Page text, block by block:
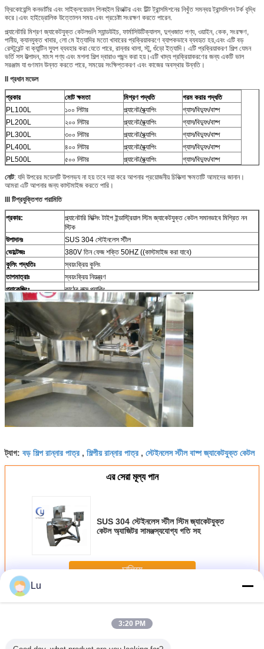
ফ্রিকোয়েন্সি কনভার্টার এবং সাইক্লয়েডাল পিনহুইল রিডাক্টর এবং টিল্ট ট্রান্সমিশনের নিখুঁত সমন্বয় ট্রান্সমিশন টর্ক বৃদ্ধি
করে।এবং হাইড্রোলিক উত্তোলন সময় এবং প্রচেষ্টা সংরক্ষণ করতে পারেন.
প্ল্যানেটারি মিশ্রণ জ্যাকেটযুক্ত কেটলগুলি স্যান্ডউইচ, ফার্মাসিউটিক্যালস, দুগ্ধজাত পণ্য, ওয়াইন, কেক, সংরক্ষণ,
পানীয়, ক্যানযুক্ত খাবার, লো মে ইত্যাদির মতো খাবারের প্রক্রিয়াকরণে ব্যাপকভাবে ব্যবহৃত হয়,এবং এটি বড়
রেস্টুরেন্ট বা ক্যান্টিন স্যুপ ব্যবহার করা যেতে পারে, রান্নার থালা, স্টু, গুঁড়ো ইত্যাদি। এটি প্রক্রিয়াকরণ শিল্প যেমন
ভর্তি সস উত্পাদন, মাংস পণ্য এবং মশলা শিল্প দ্বারাও পছন্দ করা হয়।এটি খাদ্য প্রক্রিয়াকরণের জন্য একটি ভাল
সরঞ্জাম যা গুণমান উন্নত করতে পারে, সময়ের সংক্ষিপ্তকরণ এবং কাজের অবস্থার উন্নতি।
II প্রধান মডেল
প্রকার মোট ক্ষমতা মিশ্রণ পদ্ধতি
গরম করার পদ্ধতি
PL100L
১০০ লিটার প্ল্যানেট/স্ক্র্যাপিং
গ্যাস/বিদ্যুৎ/বাষ্প
PL200L
২০০ লিটার প্ল্যানেট/স্ক্র্যাপিং
গ্যাস/বিদ্যুৎ/বাষ্প
PL300L
৩০০ লিটার প্ল্যানেট/স্ক্র্যাপিং
গ্যাস/বিদ্যুৎ/বাষ্প
PL400L
৪০০ লিটার প্ল্যানেট/স্ক্র্যাপিং
গ্যাস/বিদ্যুৎ/বাষ্প
PL500L
৫০০ লিটার প্ল্যানেট/স্ক্র্যাপিং গ্যাস/বিদ্যুৎ/বাষ্প
নোট: যদি উপরের মডেলটি উপলভ্য না হয় তবে দয়া করে আপনার প্রয়োজনীয় চিকিত্সা ক্ষমতাটি আমাদের জানান।
আমরা এটি আপনার জন্য কাস্টমাইজ করতে পারি।
III টিপ্রযুক্তিগত পরামিতি
প্রকার:
প্ল্যানেটারি মিক্সিং টাইপ ইন্ডাস্ট্রিয়াল স্টিম জ্যাকেটযুক্ত কেটল সমানভাবে মিশ্রিত নন
স্টিক
উপাদানঃ
SUS 304 স্টেইনলেস স্টীল
ভোল্টেজঃ
380V তিন ফেজ শক্তি 50HZ ((কাস্টমাইজ করা যাবে)
কুলিং পদ্ধতিঃ
স্বয়ংক্রিয় কুলিং
তাপমাত্রাঃ
স্বয়ংক্রিয় নিয়ন্ত্রণ
প্যাকেজিংঃ
কাঠের বাক্স প্যাকিং
ট্যাগ: বড় শিল্প রান্নার পাত্র , শিল্পীয় রান্নার পাত্র , স্টেইনলেস স্টীল বাষ্প জ্যাকেটযুক্ত কেটল
এর সেরা মূল্য পান
SUS 304 স্টেইনলেস স্টীল স্টিম জ্যাকেটযুক্ত
কেটল অ্যাজিটর সামঞ্জস্যযোগ্য গতি সহ
চালিয়ে
অধিকইন্ডাস্ট্রিয়াল স্টিম জ্যাকেট কেটল
Lu
3:20 PM